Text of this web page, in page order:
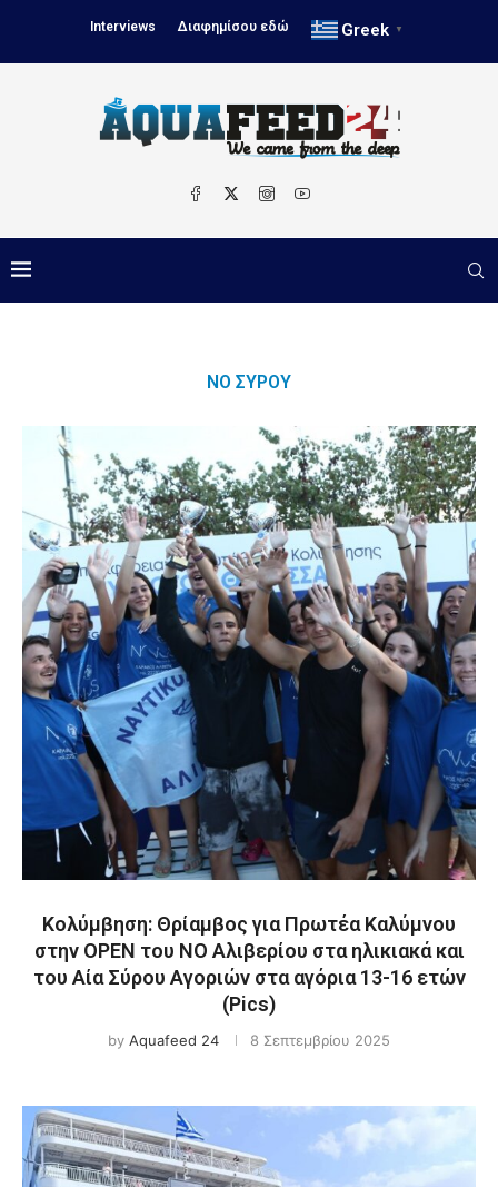
Interviews Διαφημίσου εδώ Greek ▼
ΝΟ ΣΎΡΟΥ
Κολύμβηση: Θρίαμβος για Πρωτέα Καλύμνου
στην ΟΡΕΝ του ΝΟ Αλιβερίου στα ηλικιακά και
του Αία Σύρου Αγοριών στα αγόρια 13-16 ετών
(Pics)
by Aquafeed 24 8 Σεπτεμβρίου 2025